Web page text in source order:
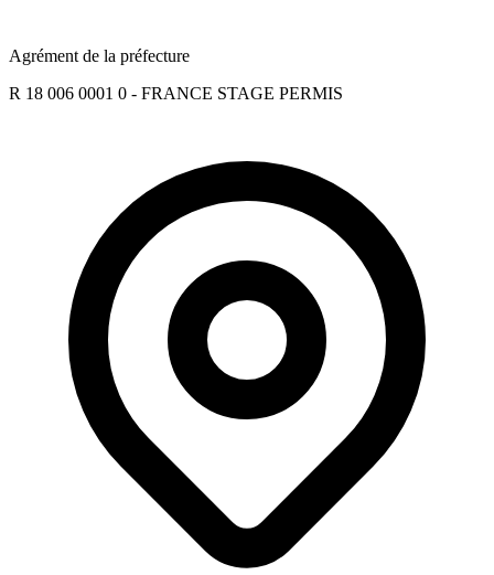
Agrément de la préfecture
R 18 006 0001 0 - FRANCE STAGE PERMIS